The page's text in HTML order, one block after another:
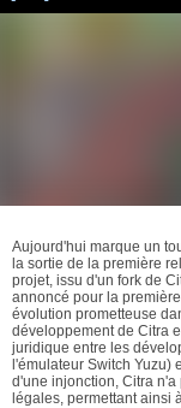
Aujourd'hui marque un
la sortie de la première
projet, issu d'un fork de
annoncé pour la
évolution prometteuse
développement de Citra
juridique entre les
l'émulateur Switch Yuzu)
d'une injonction, Citra n'a
légales, permettant ainsi